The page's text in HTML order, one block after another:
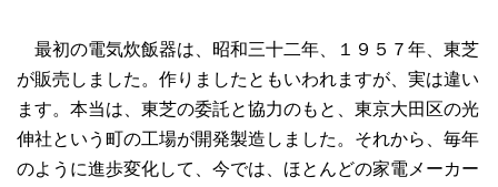
最初の電気炊飯器は、昭和三十二年、１９５７年、東芝
が販売しました。作りましたともいわれますが、実は違い
ます。本当は、東芝の委託と協力のもと、東京大田区の光
伸社という町の工場が開発製造しました。それから、毎年
のように進歩変化して、今では、ほとんどの家電メーカー